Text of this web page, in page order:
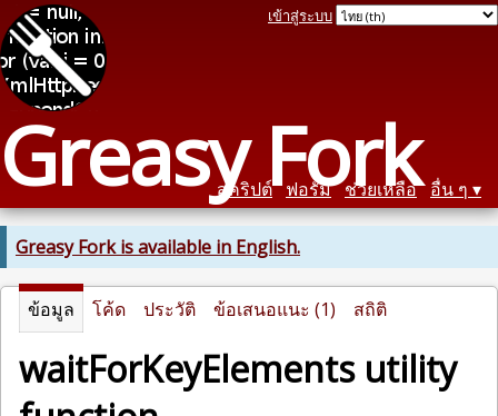
Greasy Fork
เข้าสู่ระบบ
สคริปต์ ฟอรัม ช่วยเหลือ อื่น ๆ
Greasy Fork is available in English.
ข้อมูล โค้ด ประวัติ ข้อเสนอแนะ (1) สถิติ
waitForKeyElements utility